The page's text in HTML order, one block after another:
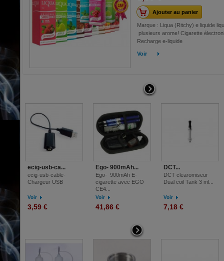
ecig-usb-ca...
ecig-usb-cable-
Chargeur USB
Voir
3,59 €
Ego- 900mAh...
Ego- 900mAh E-
cigarette avec EGO
CE4...
Voir
41,86 €
DCT...
DCT clearomiseur
Dual coil Tank 3 ml...
Voir
7,18 €
Ajouter au panier
Marque : Liqua (Ritchy) e liquide
plusieurs arome! Cigarette
Recharge e-liquide
Voir